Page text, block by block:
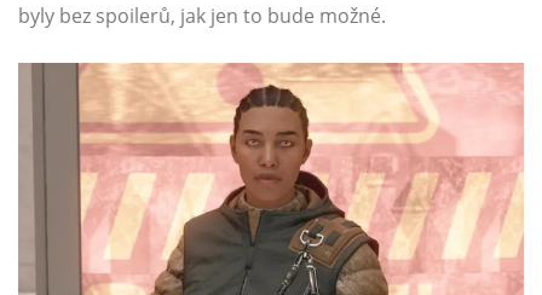
byly bez spoilerů, jak jen to bude možné.